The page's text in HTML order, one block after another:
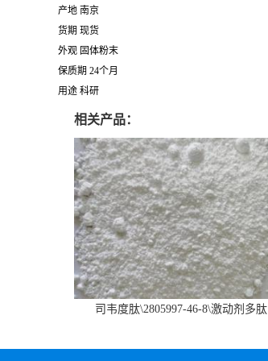
产地 南京
货期 现货
外观 固体粉末
保质期 24个月
用途 科研
相关产品：
司韦度肽\2805997-46-8\激动剂多肽